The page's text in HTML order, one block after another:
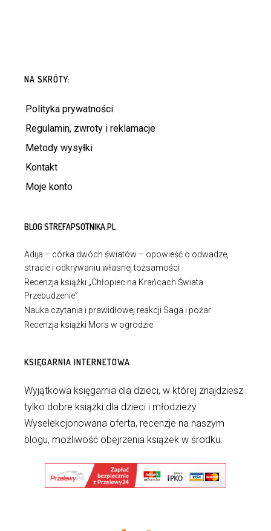
NA SKRÓTY:
Polityka prywatności
Regulamin, zwroty i reklamacje
Metody wysyłki
Kontakt
Moje konto
BLOG STREFAPSOTNIKA.PL
Adija – córka dwóch światów – opowieść o odwadze,
stracie i odkrywaniu własnej tożsamości
Recenzja książki „Chłopiec na Krańcach Świata
Przebudzenie”
Nauka czytania i prawidłowej reakcji Saga i pożar
Recenzja książki Mors w ogrodzie
KSIĘGARNIA INTERNETOWA
Wyjątkowa księgarnia dla dzieci, w której znajdziesz
tylko dobre książki dla dzieci i młodzieży.
Wyselekcjonowana oferta, recenzje na naszym
blogu, możliwość obejrzenia książek w środku.